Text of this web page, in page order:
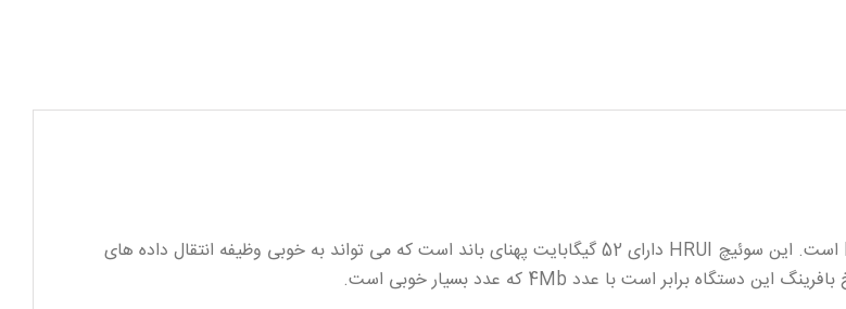
سوئیچ 24 پورت HRUI مدل HR-SWG10242S یک سوئیچ مدیریتی غیر POE است. این سوئیچ HRUI دارای 52 گیگابایت پهنای باند است که می تواند به خوبی وظیفه انتقال داده های